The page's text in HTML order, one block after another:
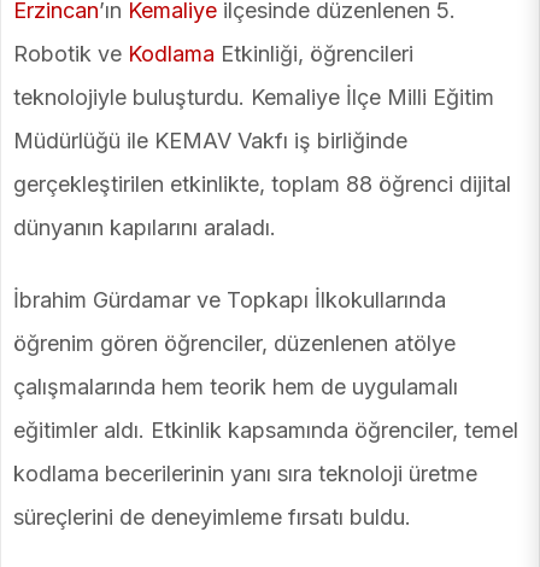
Erzincan’ın Kemaliye ilçesinde düzenlenen 5.
Robotik ve Kodlama Etkinliği, öğrencileri
teknolojiyle buluşturdu. Kemaliye İlçe Milli Eğitim
Müdürlüğü ile KEMAV Vakfı iş birliğinde
gerçekleştirilen etkinlikte, toplam 88 öğrenci dijital
dünyanın kapılarını araladı.
İbrahim Gürdamar ve Topkapı İlkokullarında
öğrenim gören öğrenciler, düzenlenen atölye
çalışmalarında hem teorik hem de uygulamalı
eğitimler aldı. Etkinlik kapsamında öğrenciler, temel
kodlama becerilerinin yanı sıra teknoloji üretme
süreçlerini de deneyimleme fırsatı buldu.